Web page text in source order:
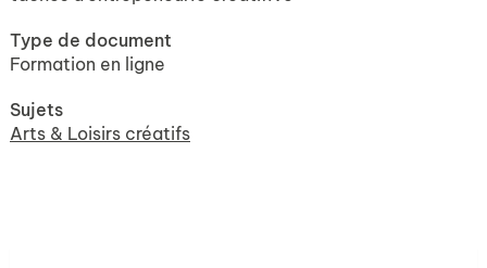
Type de document
Formation en ligne
Sujets
Arts & Loisirs créatifs